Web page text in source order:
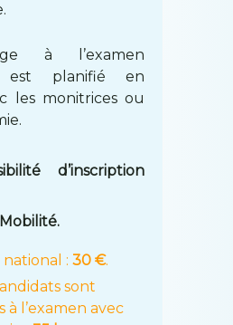
à l’examen
est planifié en
les monitrices ou
d’inscription
: 30 €.
sont
à l’examen avec